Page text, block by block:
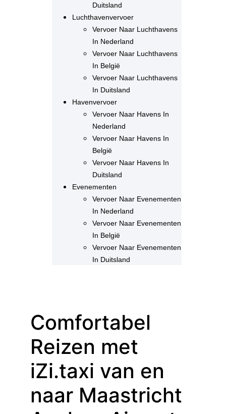
Duitsland
Luchthavenvervoer
Vervoer Naar Luchthavens
In Nederland
Vervoer Naar Luchthavens
In België
Vervoer Naar Luchthavens
In Duitsland
Havenvervoer
Vervoer Naar Havens In
Nederland
Vervoer Naar Havens In
België
Vervoer Naar Havens In
Duitsland
Evenementen
Vervoer Naar Evenementen
In Nederland
Vervoer Naar Evenementen
In België
Vervoer Naar Evenementen
In Duitsland
Comfortabel
Reizen met
iZi.taxi van en
naar Maastricht